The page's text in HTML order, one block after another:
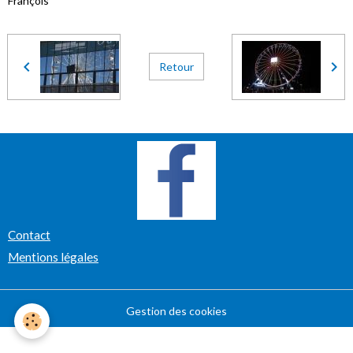
Retour
Contact
Mentions légales
Gestion des cookies